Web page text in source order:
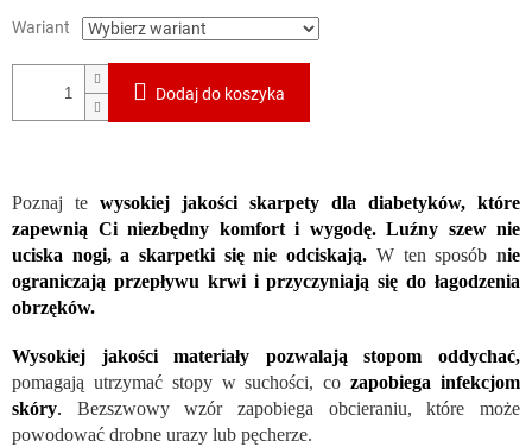
Wariant
Dodaj do koszyka
Poznaj te wysokiej jakości skarpety dla diabetyków, które
zapewnią Ci niezbędny komfort i wygodę. Luźny szew nie
uciska nogi, a skarpetki się nie odciskają. W ten sposób nie
ograniczają przepływu krwi i przyczyniają się do łagodzenia
obrzęków.
Wysokiej jakości materiały pozwalają stopom oddychać,
pomagają utrzymać stopy w suchości, cozapobiega infekcjom
skóry. Bezszwowy wzór zapobiega obcieraniu, które może
powodować drobne urazy lub pęcherze.